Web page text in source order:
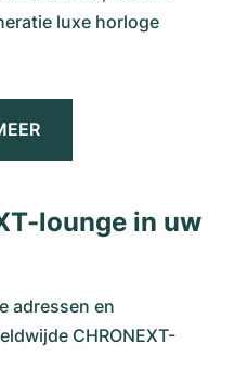
luxe horloge
lounge in uw
adressen en
CHRONEXT-